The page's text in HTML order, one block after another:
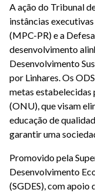
A ação do Tribunal
instâncias
(MPC-PR) e a
desenvolvimento
Desenvolvimento
por Linhares. Os
metas estabelecidas
(ONU), que visam
educação de
garantir uma
Promovido pela
Desenvolvimento
(SGDES), com apoio